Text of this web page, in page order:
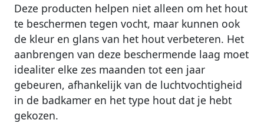
Deze producten helpen niet alleen om het hout
te beschermen tegen vocht, maar kunnen ook
de kleur en glans van het hout verbeteren. Het
aanbrengen van deze beschermende laag moet
idealiter elke zes maanden tot een jaar
gebeuren, afhankelijk van de luchtvochtigheid
in de badkamer en het type hout dat je hebt
gekozen.